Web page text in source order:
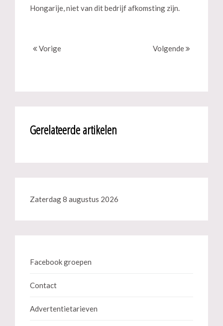
Hongarije, niet van dit bedrijf afkomsting zijn.
Vorige Volgende
Gerelateerde artikelen
Zaterdag 8 augustus 2026
Facebook groepen
Contact
Advertentietarieven